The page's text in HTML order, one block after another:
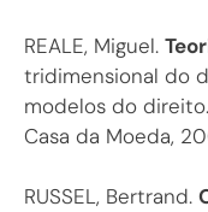
REALE, Miguel.
tridimensional do
modelos do
Casa da Moeda,
RUSSEL, Bertrand.